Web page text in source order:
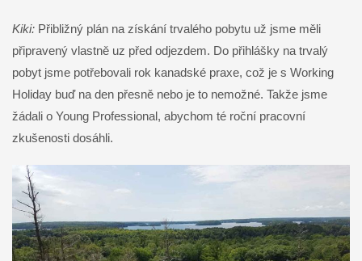
Kiki: Přibližný plán na získání trvalého pobytu už jsme měli
připravený vlastně uz před odjezdem. Do přihlášky na trvalý
pobyt jsme potřebovali rok kanadské praxe, což je s Working
Holiday buď na den přesně nebo je to nemožné. Takže jsme
žádali o Young Professional, abychom té roční pracovní
zkušenosti dosáhli.